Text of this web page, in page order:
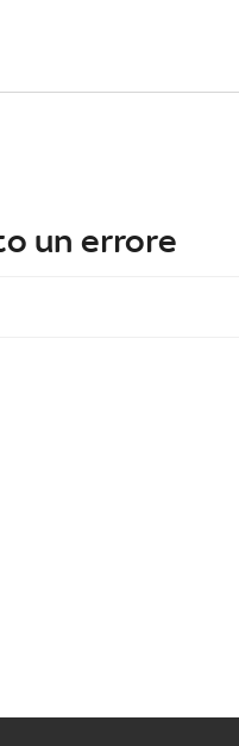
un errore